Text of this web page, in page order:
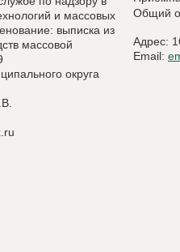
и массовых
выписка из
массовой
округа
Общий
Адрес:
Email: